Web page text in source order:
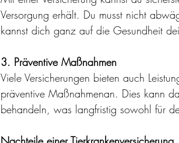
Versorgung erhält. Du musst nicht
kannst dich ganz auf die Gesundheit
3. Präventive Maßnahmen
Viele Versicherungen bieten auch
präventive Maßnahmenan. Dies kann
behandeln, was langfristig sowohl für